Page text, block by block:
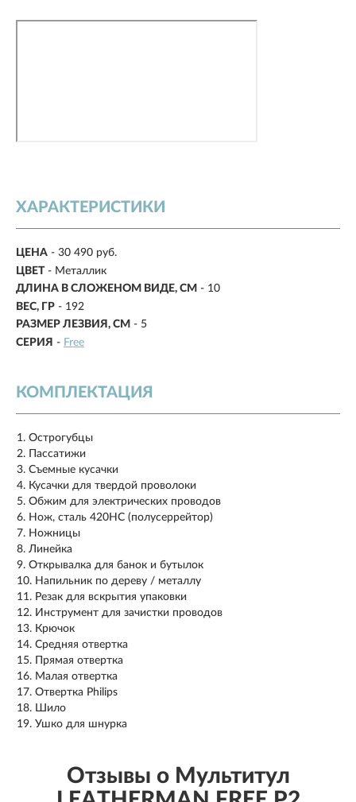
ХАРАКТЕРИСТИКИ
ЦЕНА - 30 490 руб.
ЦВЕТ - Металлик
ДЛИНА В СЛОЖЕНОМ ВИДЕ, СМ - 10
ВЕС, ГР - 192
РАЗМЕР ЛЕЗВИЯ, СМ - 5
СЕРИЯ - Free
КОМПЛЕКТАЦИЯ
Острогубцы
Пассатижи
Съемные кусачки
Кусачки для твердой проволоки
Обжим для электрических проводов
Нож, сталь 420HC (полусеррейтор)
Ножницы
Линейка
Открывалка для банок и бутылок
Напильник по дереву / металлу
Резак для вскрытия упаковки
Инструмент для зачистки проводов
Крючок
Средняя отвертка
Прямая отвертка
Малая отвертка
Отвертка Philips
Шило
Ушко для шнурка
Отзывы о Мультитул